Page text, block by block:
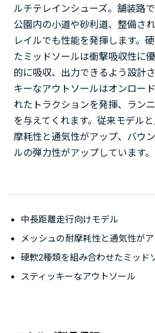
ルチテレインシューズ。舗装路
公園内の小道や砂利道、整備さ
レイルでも性能を発揮します。
たミッドソールは衝撃吸収性に
的に吸収、出力できるよう設計
キーなアウトソールはオンロー
れたトラクションを発揮、ラン
を与えてくれます。従来モデル
摩耗性と通気性がアップ、バウ
ルの弾力性がアップしています。
中長距離走行向けモデル
メッシュの耐摩耗性と通気性が
硬軟2種類を組み合わせたミッド
スティッキーなアウトソール